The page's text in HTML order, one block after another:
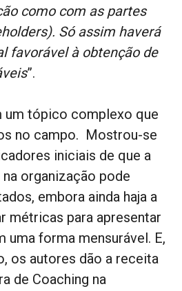
como com as partes
Só assim haverá
favorável ​​à obtenção de
”.
um tópico complexo que
no campo. Mostrou-se
iniciais de que a
organização pode
embora ainda haja a
métricas para apresentar
uma forma mensurável. E,
os autores dão a receita
de Coaching na